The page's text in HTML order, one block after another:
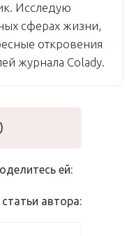
Исследую
сферах жизни,
откровения
журнала Colady.
ей:
автора: